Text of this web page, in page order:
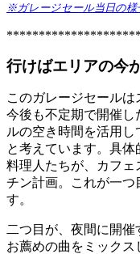
※ガレージセール当日の様
行けばエリアの今
このガレージセールは
今後も不定期で開催
ルの空き時間を活用
と考えています。具
料理人たちが、カフェ
チン計画。これが一つ
す。
二つ目が、夜間に開催
お薦めの曲をミック